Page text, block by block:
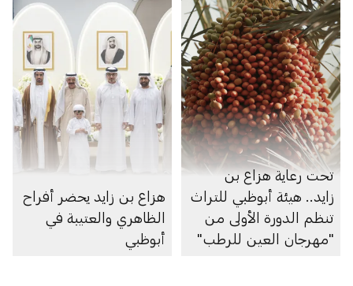
تحت رعاية هزاع بن
زايد.. هيئة أبوظبي للتراث
تنظم الدورة الأولى من
"مهرجان العين للرطب"
هزاع بن زايد يحضر أفراح
الظاهري والعتيبة في
أبوظبي